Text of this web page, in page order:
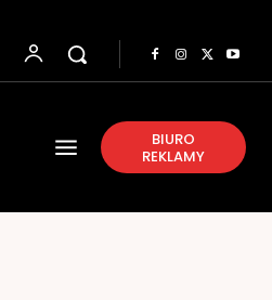
BIURO
REKLAMY